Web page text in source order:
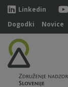
Linkedin
Dogodki
Novice